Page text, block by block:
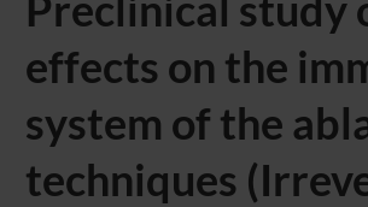
effects on the
system of the
techniques